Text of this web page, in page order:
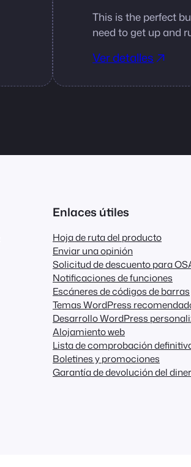
This is the perfect
need to get up and
Ver detalles
Enlaces útiles
Hoja de ruta del producto
Enviar una opinión
Solicitud de descuento para
Notificaciones de funciones
Escáneres de códigos de barras
Temas WordPress
Desarrollo WordPress
Alojamiento web
Lista de comprobación
Boletines y promociones
Garantía de devolución del